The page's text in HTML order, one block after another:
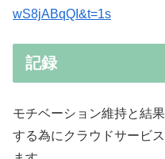
wS8jABqQI&t=1s
記録
モチベーション維持と結
する為にクラウドサービ